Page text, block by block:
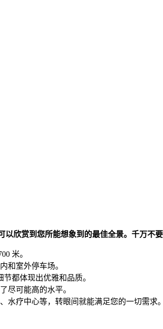
欣赏到您所能想象到的最佳全景。千万不
米。
和室外停车场。
都体现出优雅和品质。
尽可能高的水平。
水疗中心等，转眼间就能满足您的一切需